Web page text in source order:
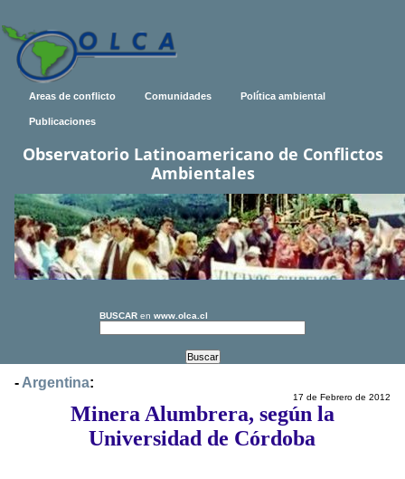
Areas de conflicto Comunidades Política ambiental
Publicaciones
Observatorio Latinoamericano de Conflictos
Ambientales
BUSCAR en www.olca.cl
- Argentina:
17 de Febrero de 2012
Minera Alumbrera, según la
Universidad de Córdoba